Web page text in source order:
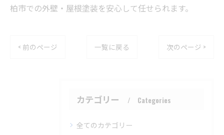
柏市での外壁・屋根塗装を安心して任せられます。
< 前のページ 一覧に戻る 次のページ >
カテゴリー Categories
全てのカテゴリー